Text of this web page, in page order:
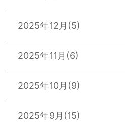
2025年12月 (5)
2025年11月 (6)
2025年10月 (9)
2025年9月 (15)